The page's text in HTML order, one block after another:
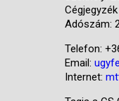
Adószám:
Telefon:
Email:
Internet: